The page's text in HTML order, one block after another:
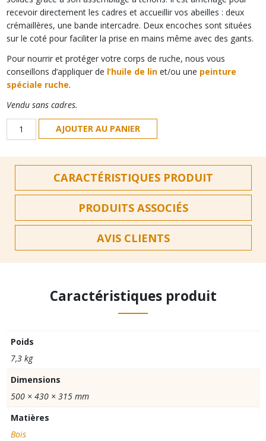
recevoir directement les cadres et accueillir vos abeilles : deux
crémaillères, une bande intercadre. Deux encoches sont situées
sur le coté pour faciliter la prise en mains même avec des gants.
Pour nourrir et protéger votre corps de ruche, nous vous
conseillons d’appliquer de l’huile de linet/ou une peinture
spéciale ruche.
Vendu sans cadres.
quantité
de
Dadant
cadres
AJOUTER AU PANIER
CARACTÉRISTIQUES PRODUIT
PRODUITS ASSOCIÉS
AVIS CLIENTS
Caractéristiques produit
Poids
7,3 kg
Dimensions
500 × 430 × 315 mm
Matières
Bois